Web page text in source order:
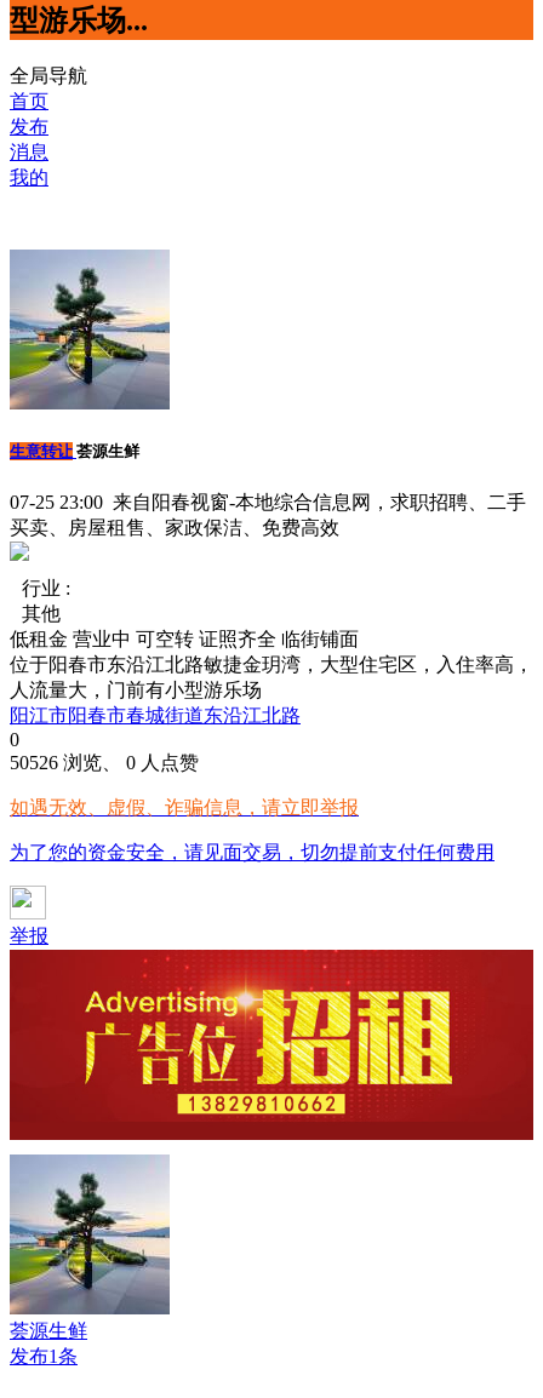
型游乐场...
全局导航
首页
发布
消息
我的
生意转让 荟源生鲜
07-25 23:00 来自阳春视窗-本地综合信息网，求职招聘、二手
买卖、房屋租售、家政保洁、免费高效
行业 :
其他
低租金 营业中 可空转 证照齐全 临街铺面
位于阳春市东沿江北路敏捷金玥湾，大型住宅区，入住率高，
人流量大，门前有小型游乐场
阳江市阳春市春城街道东沿江北路
0
50526 浏览、 0 人点赞
如遇无效、虚假、诈骗信息，请立即举报
为了您的资金安全，请见面交易，切勿提前支付任何费用
举报
荟源生鲜
发布1条